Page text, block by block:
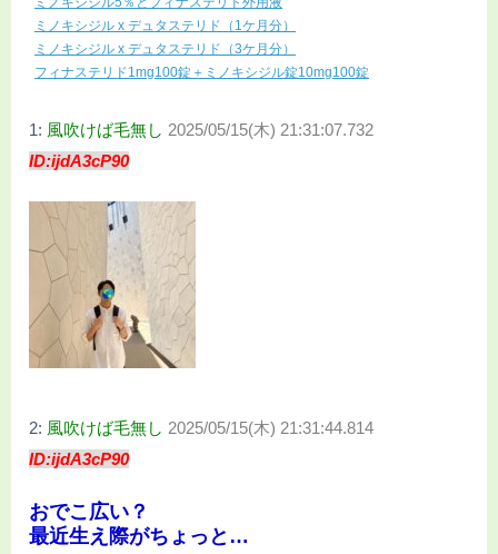
ミノキシジル x デュタステリド（1ケ月分）
ミノキシジル x デュタステリド（3ケ月分）
フィナステリド1mg100錠＋ミノキシジル錠10mg100錠
1: 風吹けば毛無し 2025/05/15(木) 21:31:07.732
ID:ijdA3cP90
2: 風吹けば毛無し 2025/05/15(木) 21:31:44.814
ID:ijdA3cP90
おでこ広い？
最近生え際がちょっと…